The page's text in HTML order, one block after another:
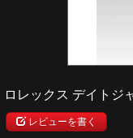
ロレックス デイトジ
レビューを書く